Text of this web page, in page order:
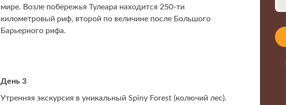
мире. Возле побережья Тулеара находится 250-ти
километровый риф, второй по величине после Большого
Барьерного рифа.
День 3
Утренняя экскурсия в уникальный Spiny Forest (колючий лес).